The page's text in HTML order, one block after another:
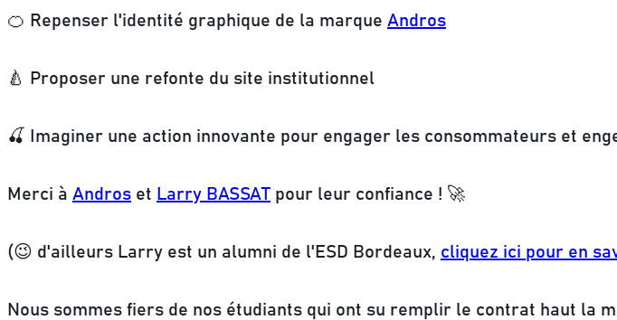
🍊 Repenser l'identité graphique de la marque Andros
🍐 Proposer une refonte du site institutionnel
🍒 Imaginer une action innovante pour engager les consommateurs et
Merci à Andros et Larry BASSAT pour leur confiance ! 🚀
(😉 d'ailleurs Larry est un alumni de l'ESD Bordeaux, cliquez ici pour en
Nous sommes fiers de nos étudiants qui ont su remplir le contrat haut la